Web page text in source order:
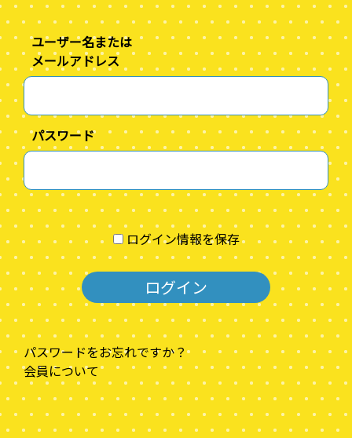
ユーザー名または
メールアドレス
パスワード
ログイン情報を保存
パスワードをお忘れですか？
会員について